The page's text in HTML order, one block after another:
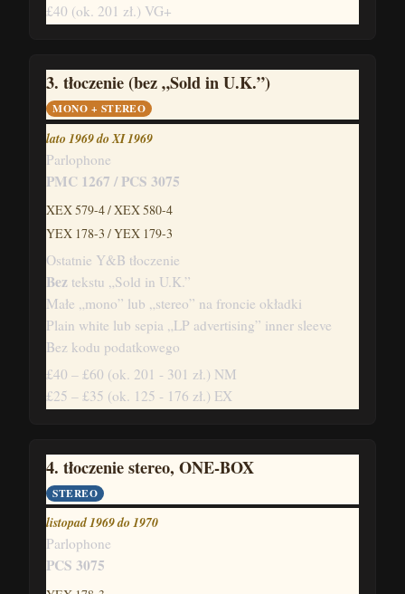
£40 (ok. 201 zł.) VG+
3. tłoczenie (bez „Sold in U.K.”)
MONO + STEREO
lato 1969 do XI 1969
Parlophone
PMC 1267 / PCS 3075
XEX 579-4 / XEX 580-4
YEX 178-3 / YEX 179-3
Ostatnie Y&B tłoczenie
Bez tekstu „Sold in U.K.”
Małe „mono” lub „stereo” na froncie okładki
Plain white lub sepia „LP advertising” inner sleeve
Bez kodu podatkowego
£40 – £60 (ok. 201 - 301 zł.) NM
£25 – £35 (ok. 125 - 176 zł.) EX
4. tłoczenie stereo, ONE-BOX
STEREO
listopad 1969 do 1970
Parlophone
PCS 3075